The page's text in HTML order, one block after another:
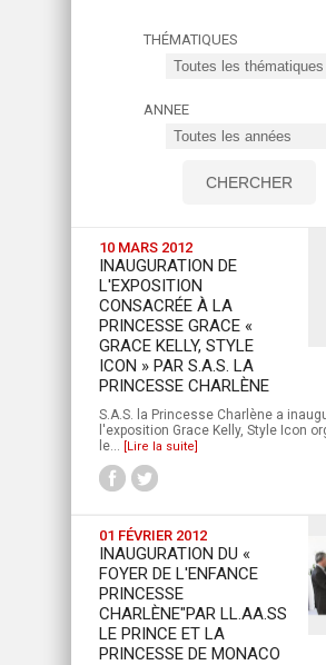
THÉMATIQUES
ANNEE
10 MARS 2012
INAUGURATION DE
L'EXPOSITION
CONSACRÉE À LA
PRINCESSE GRACE «
GRACE KELLY, STYLE
ICON » PAR S.A.S. LA
PRINCESSE CHARLÈNE
S.A.S. la Princesse Charlène a
l'exposition Grace Kelly, Style Icon
le... [Lire la suite]
01 FÉVRIER 2012
INAUGURATION DU «
FOYER DE L'ENFANCE
PRINCESSE
CHARLÈNE"PAR LL.AA.SS
LE PRINCE ET LA
PRINCESSE DE MONACO